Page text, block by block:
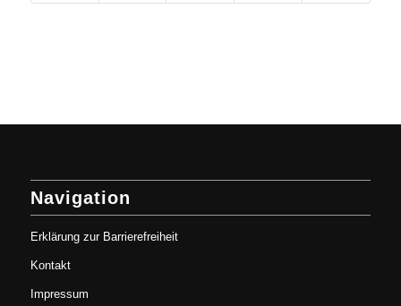
Navigation
Erklärung zur Barrierefreiheit
Kontakt
Impressum